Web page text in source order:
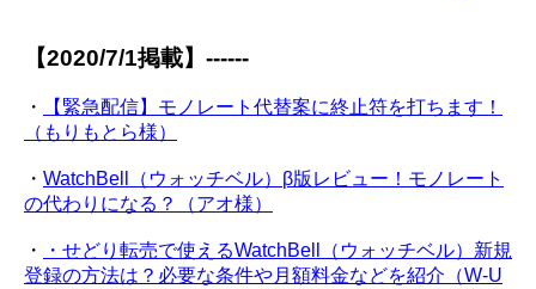
【2020/7/1掲載】------
・
【緊急配信】モノレート代替案に終止符を打ちます！
（もりもとら様）
・ WatchBell（ウォッチベル）β版レビュー！モノレート
の代わりになる？（アオ様）
・
・せどり転売で使えるWatchBell（ウォッチベル）新規
登録の方法は？必要な条件や月額料金などを紹介（W-U